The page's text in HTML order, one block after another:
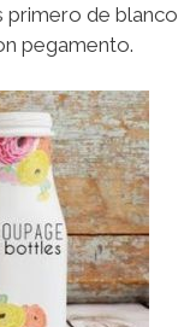
primero de blanco
pegamento.